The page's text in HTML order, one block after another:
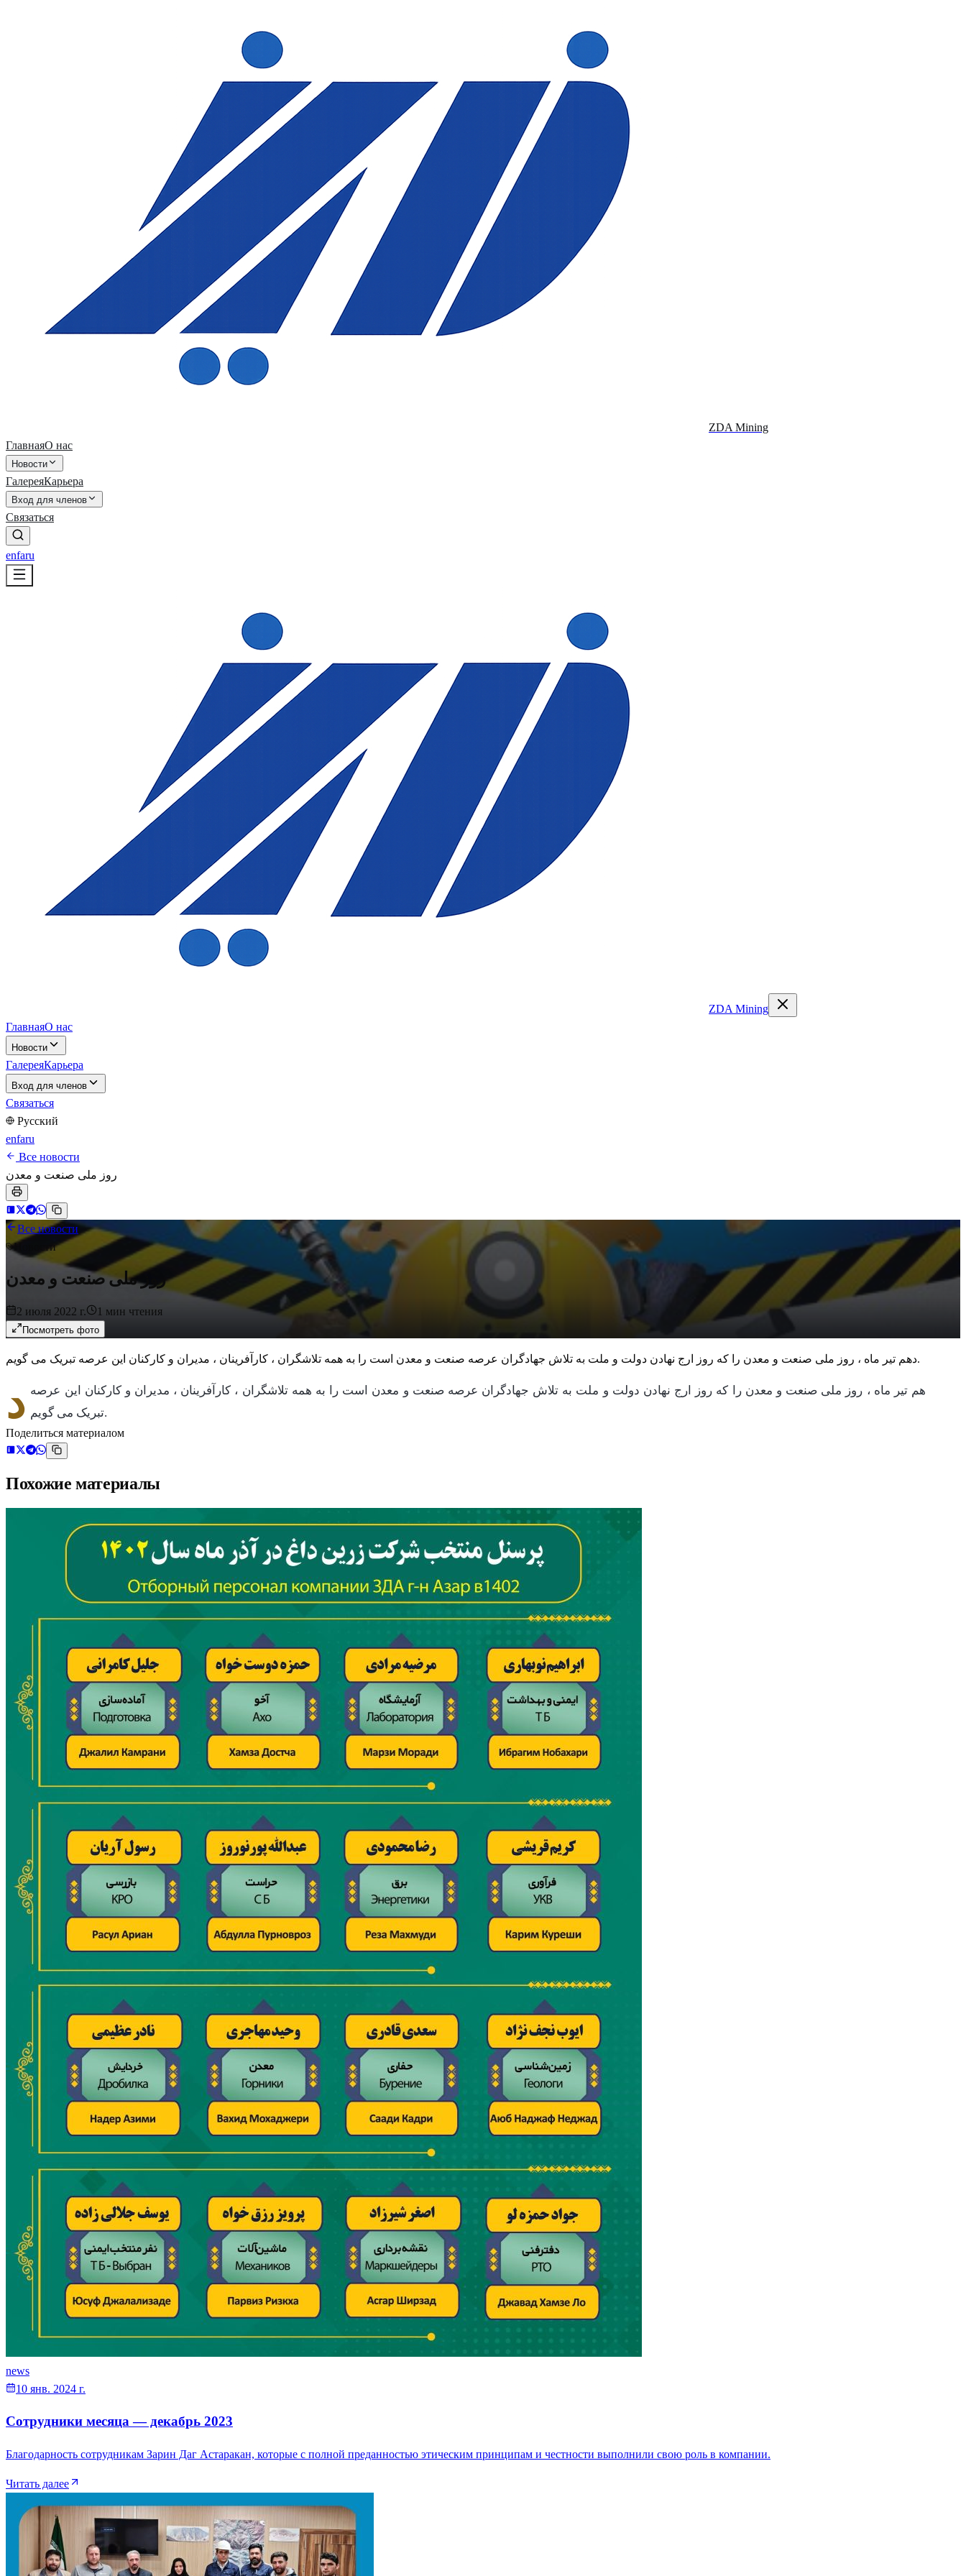
ZDA Mining
ГлавнаяО нас
Новости
ГалереяКарьера
Вход для членов
Связаться
enfaru
ZDA Mining
ГлавнаяО нас
Новости
ГалереяКарьера
Вход для членов
Связаться
Русский
enfaru
Все новости
روز ملی صنعت و معدن
Все новости
Новости
روز ملی صنعت و معدن
2 июля 2022 г. 1 мин чтения
Посмотреть фото
دهم تیر ماه ، روز ملی صنعت و معدن را که روز ارج نهادن دولت و ملت به تلاش جهادگران عرصه صنعت و معدن است را به همه تلاشگران ، کارآفرینان ، مدیران و کارکنان این عرصه تبریک می گویم.
د هم تیر ماه ، روز ملی صنعت و معدن را که روز ارج نهادن دولت و ملت به تلاش جهادگران عرصه صنعت و معدن است را به همه تلاشگران ، کارآفرینان ، مدیران و کارکنان این عرصه
تبریک می گویم.
Поделиться материалом
Похожие материалы
news
10 янв. 2024 г.
Сотрудники месяца — декабрь 2023
Благодарность сотрудникам Зарин Даг Астаракан, которые с полной преданностью этическим принципам и честности выполнили свою роль в компании.
Читать далее